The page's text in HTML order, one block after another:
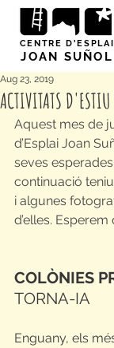
CENTRE D'ESPLAI
JOAN SUÑOL
ACTIVITATS
Aug 23, 2019
Aquest mes de
d’Esplai Joan
seves
continuació
i algunes
d’elles.
COLÒNIES
TORNA-IA
Enguany, els